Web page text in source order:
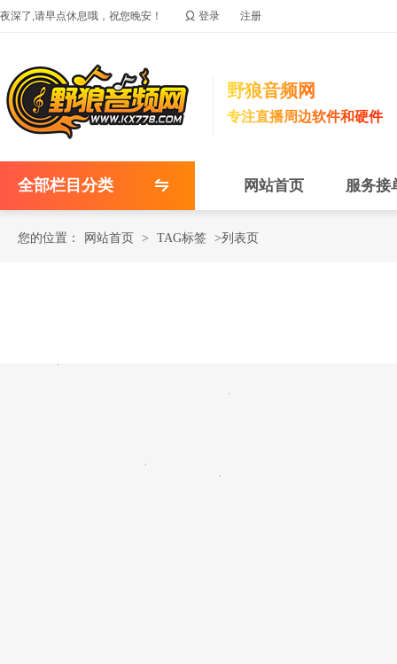
夜深了,请早点休息哦，祝您晚安！  登录 注册
野狼音频网
专注直播周边软件和硬件
全部栏目分类 网站首页 服务接
您的位置： 网站首页 > TAG标签 >列表页